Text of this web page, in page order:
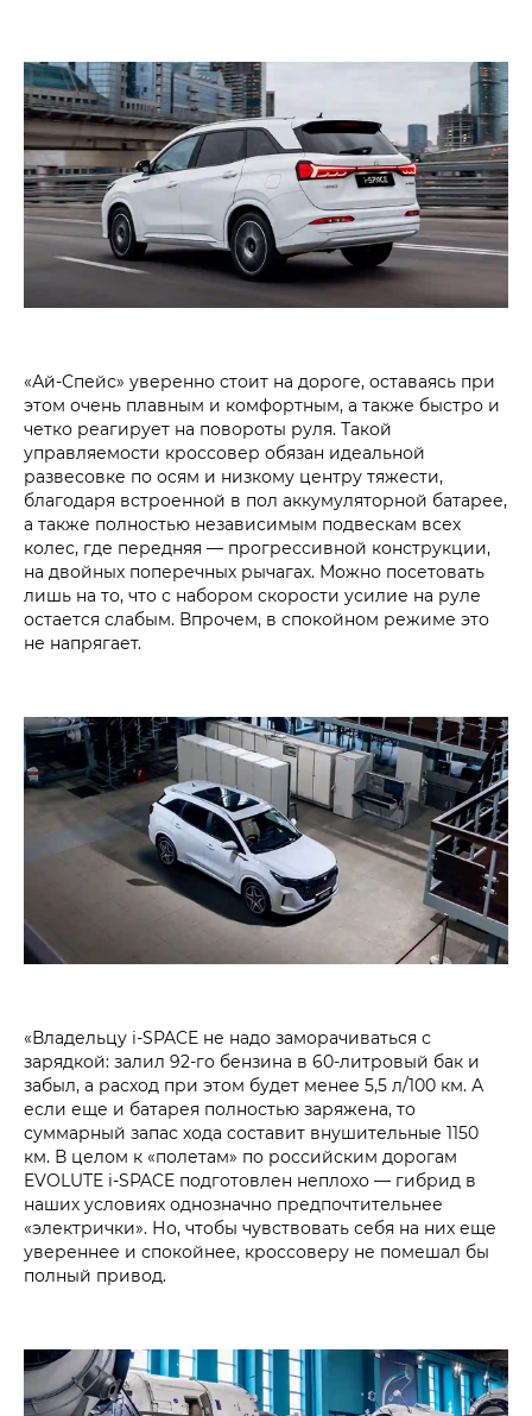
«Ай-Спейс» уверенно стоит на дороге, оставаясь при
этом очень плавным и комфортным, а также быстро и
четко реагирует на повороты руля. Такой
управляемости кроссовер обязан идеальной
развесовке по осям и низкому центру тяжести,
благодаря встроенной в пол аккумуляторной батарее,
а также полностью независимым подвескам всех
колес, где передняя — прогрессивной конструкции,
на двойных поперечных рычагах. Можно посетовать
лишь на то, что с набором скорости усилие на руле
остается слабым. Впрочем, в спокойном режиме это
не напрягает.
«Владельцу i‑SPACE не надо заморачиваться с
зарядкой: залил 92‑го бензина в 60‑литровый бак и
забыл, а расход при этом будет менее 5,5 л/100 км. А
если еще и батарея полностью заряжена, то
суммарный запас хода составит внушительные 1150
км. В целом к «полетам» по российским дорогам
EVOLUTE i‑SPACE подготовлен неплохо — гибрид в
наших условиях однозначно предпочтительнее
«электрички». Но, чтобы чувствовать себя на них еще
увереннее и спокойнее, кроссоверу не помешал бы
полный привод.